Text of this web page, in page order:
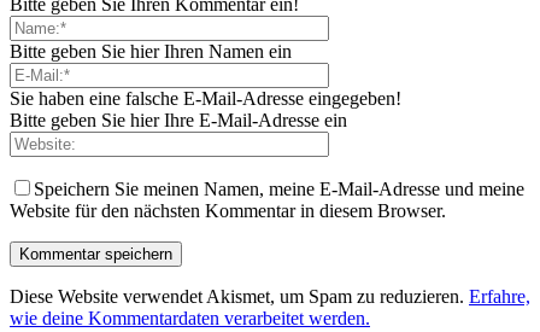
Bitte geben Sie Ihren Kommentar ein!
Bitte geben Sie hier Ihren Namen ein
Sie haben eine falsche E-Mail-Adresse eingegeben!
Bitte geben Sie hier Ihre E-Mail-Adresse ein
Speichern Sie meinen Namen, meine E-Mail-Adresse und meine
Website für den nächsten Kommentar in diesem Browser.
Diese Website verwendet Akismet, um Spam zu reduzieren. Erfahre,
wie deine Kommentardaten verarbeitet werden.